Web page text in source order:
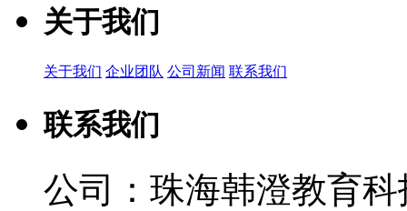
关于我们
关于我们 企业团队 公司新闻 联系我们
联系我们
公司：珠海韩澄教育